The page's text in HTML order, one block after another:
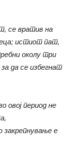
се вратив на
истиот пат,
околу три
да се избегнат
овој период не
закрепнување е